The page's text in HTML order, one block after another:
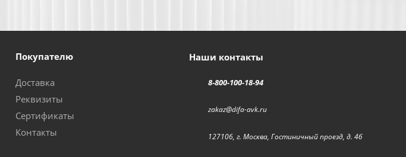
Покупателю
Доставка
Реквизиты
Сертификаты
Контакты
Наши контакты
8-800-100-18-94
zakaz@difa-avk.ru
127106, г. Москва, Гостиничный проезд, д. 4б